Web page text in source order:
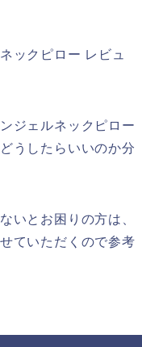
ックピロー レビュ
ジェルネックピロー
うしたらいいのか分
いとお困りの方は、
ていただくので参考